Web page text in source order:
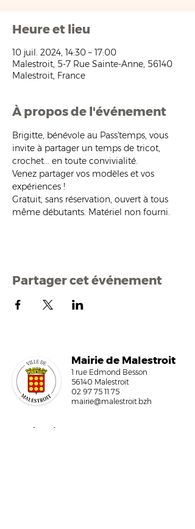
Heure et lieu
10 juil. 2024, 14:30 – 17:00
Malestroit, 5-7 Rue Sainte-Anne, 56140
Malestroit, France
À propos de l'événement
Brigitte, bénévole au Pass'temps, vous
invite à partager un temps de tricot,
crochet... en toute convivialité.
Venez partager vos modèles et vos
expériences !
Gratuit, sans réservation, ouvert à tous
même débutants. Matériel non fourni.
Partager cet événement
Mairie de Malestroit
1 rue Edmond Besson
56140 Malestroit
02 97 75 11 75
mairie@malestroit.bzh
Horaires d'ouverture